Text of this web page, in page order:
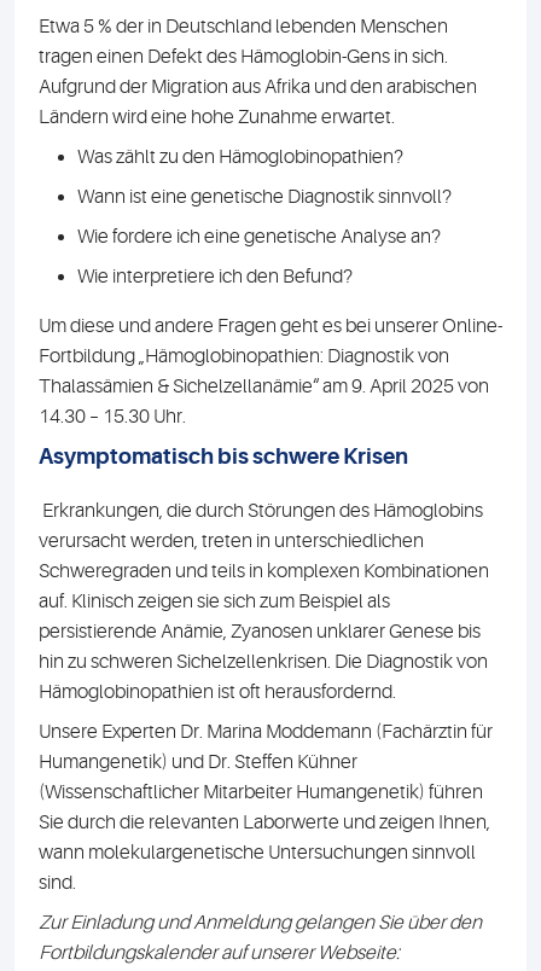
Etwa 5 % der in Deutschland lebenden Menschen
tragen einen Defekt des Hämoglobin-Gens in sich.
Aufgrund der Migration aus Afrika und den arabischen
Ländern wird eine hohe Zunahme erwartet.
Was zählt zu den Hämoglobinopathien?
Wann ist eine genetische Diagnostik sinnvoll?
Wie fordere ich eine genetische Analyse an?
Wie interpretiere ich den Befund?
Um diese und andere Fragen geht es bei unserer Online-
Fortbildung „Hämoglobinopathien: Diagnostik von
Thalassämien & Sichelzellanämie“ am 9. April 2025 von
14.30 – 15.30 Uhr.
Asymptomatisch bis schwere Krisen
Erkrankungen, die durch Störungen des Hämoglobins
verursacht werden, treten in unterschiedlichen
Schweregraden und teils in komplexen Kombinationen
auf. Klinisch zeigen sie sich zum Beispiel als
persistierende Anämie, Zyanosen unklarer Genese bis
hin zu schweren Sichelzellenkrisen. Die Diagnostik von
Hämoglobinopathien ist oft herausfordernd.
Unsere Experten Dr. Marina Moddemann (Fachärztin für
Humangenetik) und Dr. Steffen Kühner
(Wissenschaftlicher Mitarbeiter Humangenetik) führen
Sie durch die relevanten Laborwerte und zeigen Ihnen,
wann molekulargenetische Untersuchungen sinnvoll
sind.
Zur Einladung und Anmeldung gelangen Sie über den
Fortbildungskalender auf unserer Webseite: